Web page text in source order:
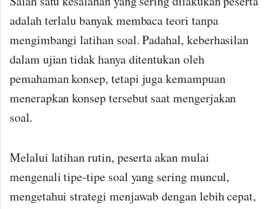
adalah terlalu banyak membaca teori tanpa
mengimbangi latihan soal. Padahal, keberhasilan
dalam ujian tidak hanya ditentukan oleh
pemahaman konsep, tetapi juga kemampuan
menerapkan konsep tersebut saat mengerjakan
soal.
Melalui latihan rutin, peserta akan mulai
mengenali tipe-tipe soal yang sering muncul,
mengetahui strategi menjawab dengan lebih cepat,